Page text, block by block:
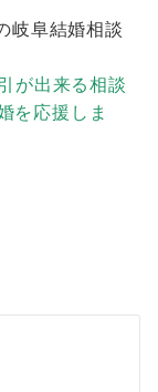
岐阜結婚相談
が出来る相談
を応援しま